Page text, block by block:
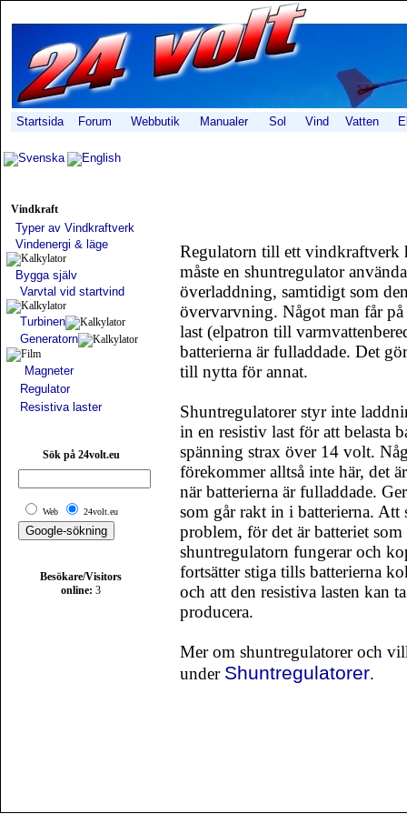
Startsida Forum Webbutik Manualer Sol Vind Vatten
Svenska English
Vindkraft
Typer av Vindkraftverk
Vindenergi & läge
Bygga själv
Varvtal vid startvind
Turbinen
Generatorn
Magneter
Regulator
Resistiva laster
Sök på 24volt.eu
Web 24volt.eu
Besökare/Visitors
online: 3
Regulatorn till ett vindkraftverk
måste en shuntregulator
överladdning, samtidigt som
övervarvning. Något man får
last (elpatron till
batterierna är fulladdade. Det
till nytta för annat.
Shuntregulatorer styr inte
in en resistiv last för att belasta
spänning strax över 14 volt.
förekommer alltså inte här, det
när batterierna är fulladdade.
som går rakt in i batterierna.
problem, för det är batteriet
shuntregulatorn fungerar och
fortsätter stiga tills batterierna
och att den resistiva lasten kan
producera.
Mer om shuntregulatorer och
under Shuntregulatorer.